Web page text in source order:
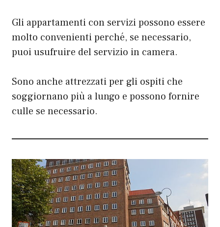
Gli appartamenti con servizi possono essere
molto convenienti perché, se necessario,
puoi usufruire del servizio in camera.
Sono anche attrezzati per gli ospiti che
soggiornano più a lungo e possono fornire
culle se necessario.